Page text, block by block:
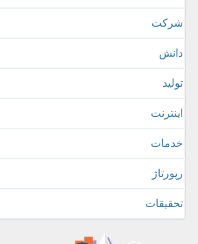
شركت
دانش
تولید
اینترنت
خدمات
رپورتاژ
تحقیقات